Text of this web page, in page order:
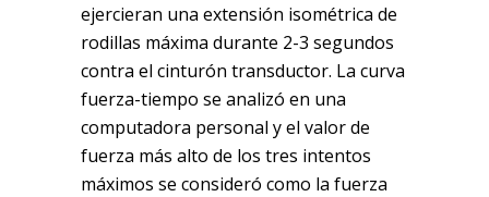
ejercieran una extensión isométrica de
rodillas máxima durante 2-3 segundos
contra el cinturón transductor. La curva
fuerza-tiempo se analizó en una
computadora personal y el valor de
fuerza más alto de los tres intentos
máximos se consideró como la fuerza